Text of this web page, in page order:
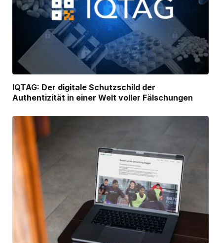
IQTAG: Der digitale Schutzschild der
Authentizität in einer Welt voller Fälschungen